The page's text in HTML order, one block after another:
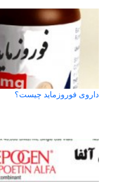
داروی فوروزماید چیست؟